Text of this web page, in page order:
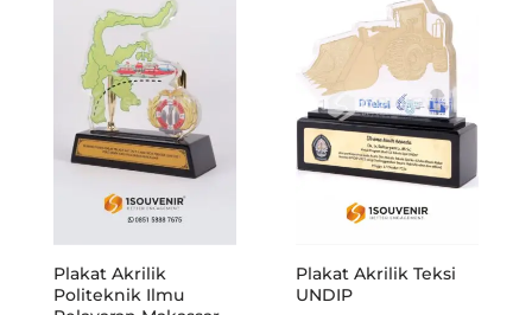
Plakat Akrilik
Politeknik Ilmu
Plakat Akrilik Teksi
UNDIP